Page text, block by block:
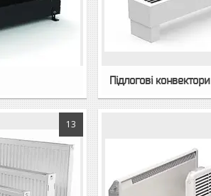
Підлогові конвектори
13